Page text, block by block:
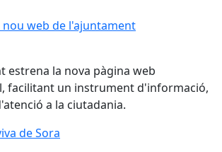
nou web de l'ajuntament
nou web de l'ajuntament
estrena la nova pàgina web
facilitant un instrument d'informació,
a la ciutadania.
de Sora
de Sora